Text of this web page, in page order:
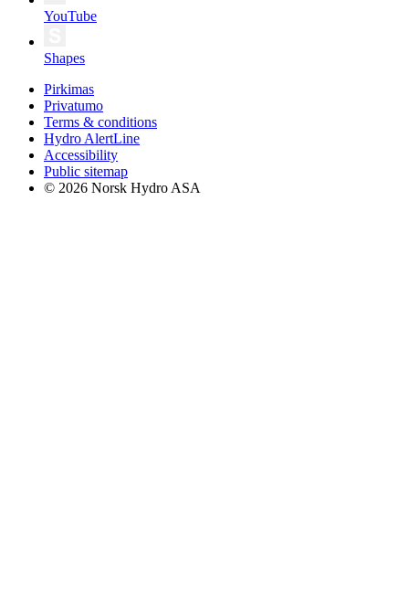
YouTube
Shapes
Pirkimas
Privatumo
Terms & conditions
Hydro AlertLine
Accessibility
Public sitemap
© 2026 Norsk Hydro ASA